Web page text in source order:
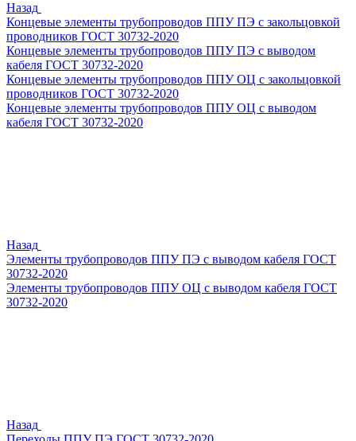
Назад
Концевые элементы трубопроводов ППУ ПЭ с закольцовкой
проводников ГОСТ 30732-2020
Концевые элементы трубопроводов ППУ ПЭ с выводом
кабеля ГОСТ 30732-2020
Концевые элементы трубопроводов ППУ ОЦ с закольцовкой
проводников ГОСТ 30732-2020
Концевые элементы трубопроводов ППУ ОЦ с выводом
кабеля ГОСТ 30732-2020
Назад
Элементы трубопроводов ППУ ПЭ с выводом кабеля ГОСТ
30732-2020
Элементы трубопроводов ППУ ОЦ с выводом кабеля ГОСТ
30732-2020
Назад